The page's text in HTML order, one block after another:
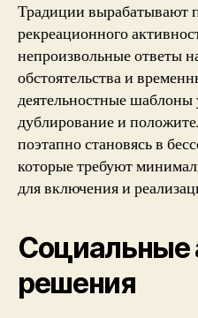
Традиции вырабатывают
рекреационного
непроизвольные ответы
обстоятельства и
деятельностные шаблоны
дублирование и
поэтапно становясь в
которые требуют
для включения и
Социальные
решения